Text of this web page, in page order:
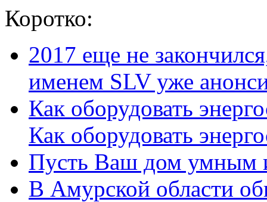
Коротко:
2017 еще не
именем SLV уже
Как оборудовать
Как оборудовать
Пусть Ваш дом умным
В Амурской области